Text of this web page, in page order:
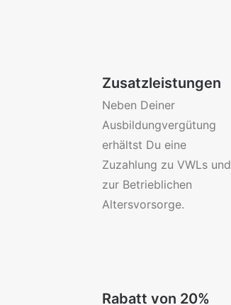
Zusatzleistungen
Neben Deiner
Ausbildungvergütung
erhältst Du eine
Zuzahlung zu VWLs und
zur Betrieblichen
Altersvorsorge.
Rabatt von 20%